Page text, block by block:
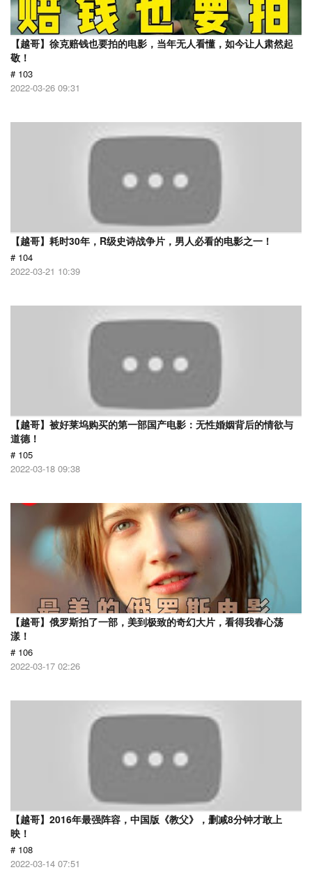
【越哥】徐克赔钱也要拍的电影，当年无人看懂，如今让人肃然起
敬！
# 103
2022-03-26 09:31
【越哥】耗时30年，R级史诗战争片，男人必看的电影之一！
# 104
2022-03-21 10:39
【越哥】被好莱坞购买的第一部国产电影：无性婚姻背后的情欲与
道德！
# 105
2022-03-18 09:38
【越哥】俄罗斯拍了一部，美到极致的奇幻大片，看得我春心荡
漾！
# 106
2022-03-17 02:26
【越哥】2016年最强阵容，中国版《教父》，删减8分钟才敢上
映！
# 108
2022-03-14 07:51